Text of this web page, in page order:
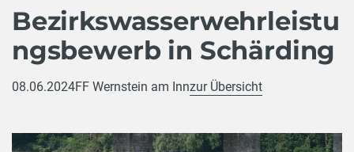
Bezirkswasserwehrleistu
ngsbewerb in Schärding
08.06.2024FF Wernstein am Innzur Übersicht